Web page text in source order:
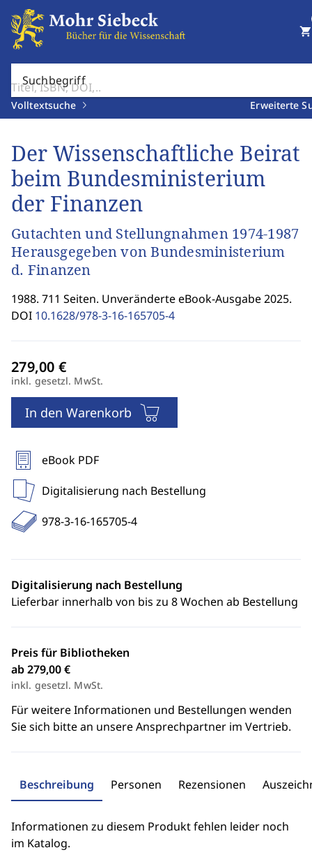
Suchbegriff
Volltextsuche Erweiterte
shopping_cart
Der Wissenschaftliche Beirat
beim Bundesministerium
der Finanzen
Gutachten und Stellungnahmen 1974-1987
Herausgegeben von Bundesministerium
d. Finanzen
1988. 711 Seiten. Unveränderte eBook-Ausgabe 2025.
DOI 10.1628/978-3-16-165705-4
inkl. gesetzl. MwSt.
In den Warenkorb
eBook PDF
Digitalisierung nach Bestellung
978-3-16-165705-4
Digitalisierung nach Bestellung
Lieferbar innerhalb von bis zu 8 Wochen ab Bestellung
Preis für Bibliotheken
ab 279,00 €
inkl. gesetzl. MwSt.
Für weitere Informationen und Bestellungen wenden
Sie sich bitte an unsere Ansprechpartner im Vertrieb.
Beschreibung Personen Rezensionen
Informationen zu diesem Produkt fehlen leider noch
im Katalog.